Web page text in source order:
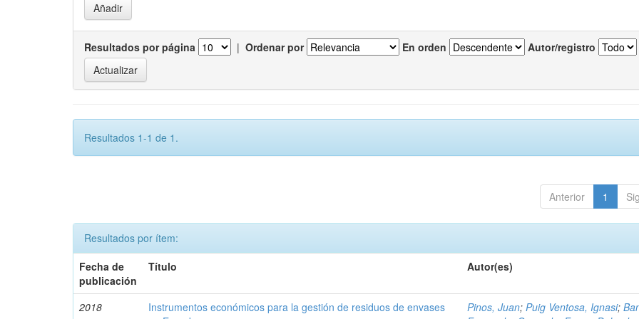
Resultados por página | Ordenar por En orden Autor/registro
Resultados 1-1 de 1.
Anterior 1
Resultados por ítem:
Fecha de
publicación
Título Autor(es)
2018
Instrumentos económicos para la gestión de residuos de envases
Pinos, Juan;Puig Ventosa, Ignasi;